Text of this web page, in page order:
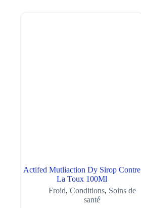
Actifed Mutliaction Dy Sirop Contre
La Toux 100Ml
Froid, Conditions, Soins de
santé